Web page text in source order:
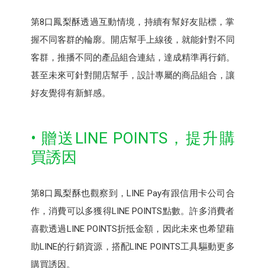
第8口鳳梨酥透過互動情境，持續有幫好友貼標，掌
握不同客群的輪廓。開店幫手上線後，就能針對不同
客群，推播不同的產品組合連結，達成精準再行銷。
甚至未來可針對開店幫手，設計專屬的商品組合，讓
好友覺得有新鮮感。
• 贈送LINE POINTS，提升購
買誘因
第8口鳳梨酥也觀察到，LINE Pay有跟信用卡公司合
作，消費可以多獲得LINE POINTS點數。許多消費者
喜歡透過LINE POINTS折抵金額，因此未來也希望藉
助LINE的行銷資源，搭配LINE POINTS工具驅動更多
購買誘因。